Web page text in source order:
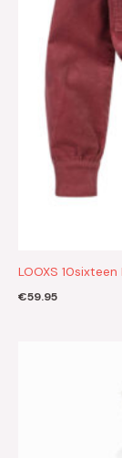
LOOXS
€59.95